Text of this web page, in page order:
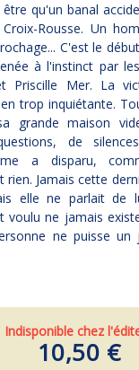
qu'un banal
Rousse. Un
C'est le
à l'instinct par
Priscille Mer. La
trop inquiétante.
grande maison
de
a disparu,
rien. Jamais cette
elle ne parlait de
voulu ne jamais
ne puisse
Indisponible chez
10,50 €